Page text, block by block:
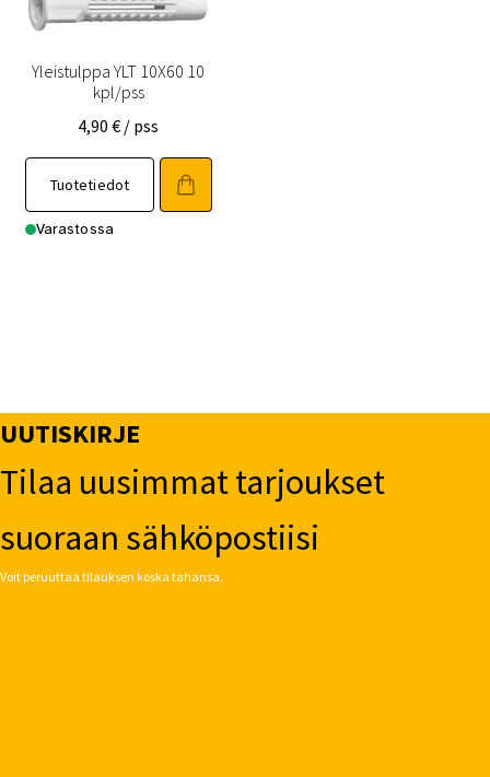
Yleistulppa YLT 10X60 10
kpl/pss
4,90€ / pss
Tuotetiedot
Varastossa
UUTISKIRJE
Tilaa uusimmat tarjoukset
suoraan sähköpostiisi
Voit peruuttaa tilauksen koska tahansa.